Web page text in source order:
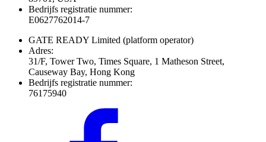
Bedrijfs registratie nummer:
E0627762014-7
GATE READY Limited (platform operator)
Adres:
31/F, Tower Two, Times Square, 1 Matheson Street,
Causeway Bay, Hong Kong
Bedrijfs registratie nummer:
76175940